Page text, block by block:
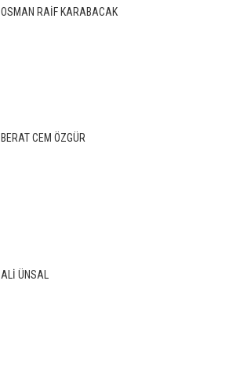
OSMAN RAİF KARABACAK
BERAT CEM ÖZGÜR
ALİ ÜNSAL